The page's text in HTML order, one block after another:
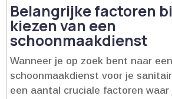
Belangrijke factoren
kiezen van een
schoonmaakdienst
Wanneer je op zoek bent naar
schoonmaakdienst voor je
een aantal cruciale factoren waar